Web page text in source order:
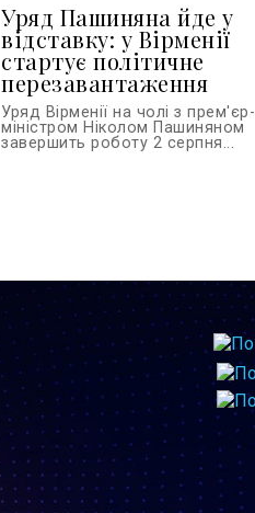
Уряд Пашиняна йде у
відставку: у Вірменії
стартує політичне
перезавантаження
Уряд Вірменії на чолі з прем'єр-
міністром Ніколом Пашиняном
завершить роботу 2 серпня...